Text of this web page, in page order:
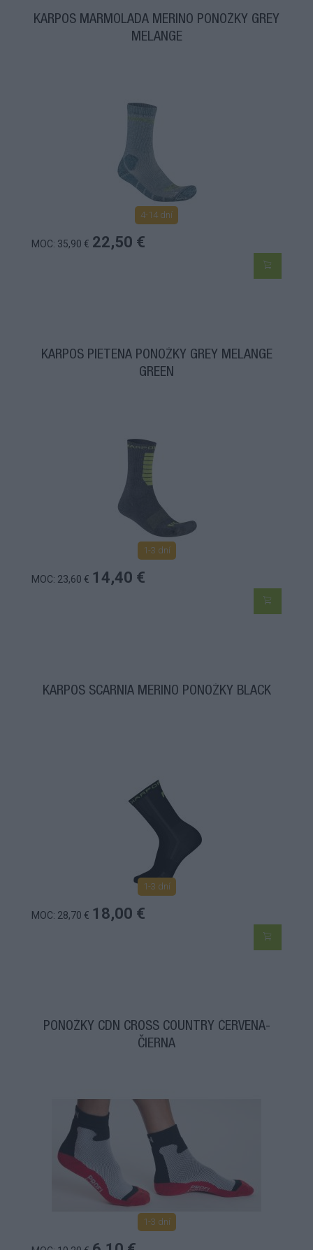
KARPOS MARMOLADA MERINO PONOŽKY GREY
MELANGE
4-14 dní
MOC: 35,90 € 22,50 €
KARPOS PIETENA PONOŽKY GREY MELANGE
GREEN
1-3 dní
MOC: 23,60 € 14,40 €
KARPOS SCARNIA MERINO PONOŽKY BLACK
1-3 dní
MOC: 28,70 € 18,00 €
PONOŽKY CDN CROSS COUNTRY ČERVENÁ-
ČIERNA
1-3 dní